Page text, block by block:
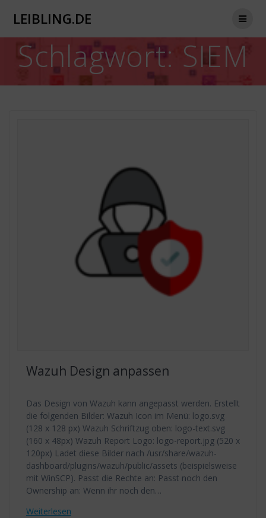
LEIBLING.DE
Schlagwort: SIEM
Wazuh Design anpassen
Das Design von Wazuh kann angepasst werden. Erstellt
die folgenden Bilder: Wazuh Icon im Menü: logo.svg
(128 x 128 px) Wazuh Schriftzug oben: logo-text.svg
(160 x 48px) Wazuh Report Logo: logo-report.jpg (520 x
120px) Ladet diese Bilder nach /usr/share/wazuh-
dashboard/plugins/wazuh/public/assets (beispielsweise
mit WinSCP). Passt die Rechte an: Passt noch den
Ownership an: Wenn ihr noch den…
Weiterlesen